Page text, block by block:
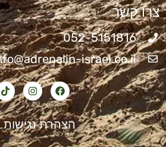
צרו קשר
052-5151816
israel.co.il
הצהרת נגישות